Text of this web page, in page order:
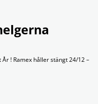
! Ramex håller stängt 24/12 –